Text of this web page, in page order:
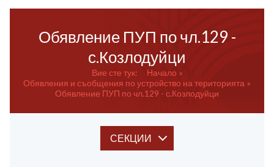
Обявление ПУП по чл.129 -
с.Козлодуйци
Вие сте тук:
Начало
Обявления и съобщения по устройство на територията
Обявление ПУП по чл.129 - с.Козлодуйци
СЕКЦИИ